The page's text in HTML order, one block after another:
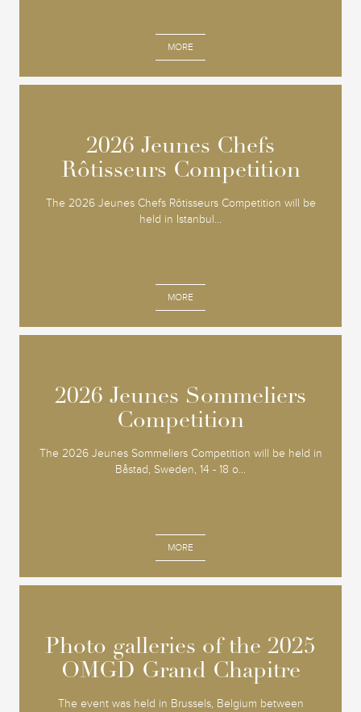
MORE
2026 Jeunes Chefs
Rôtisseurs Competition
The 2026 Jeunes Chefs Rôtisseurs Competition will be
held in Istanbul...
MORE
2026 Jeunes Chefs
Rôtisseurs Competition
2026 Jeunes Sommeliers
Competition
The 2026 Jeunes Sommeliers Competition will be held in
Båstad, Sweden, 14 - 18 o...
MORE
2026 Jeunes Sommeliers
Competition
Photo galleries of the 2025
OMGD Grand Chapitre
The event was held in Brussels, Belgium between
Photo galleries of the 2025
OMGD Grand Chapitre